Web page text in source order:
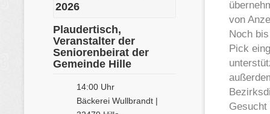
von
Noch
Pick